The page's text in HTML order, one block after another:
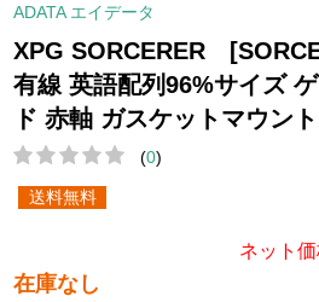
ADATA エイデータ
XPG SORCERER
有線 英語配列96%サイズ
ド 赤軸 ガスケットマウント
(0)
送料無料
ネット
在庫なし